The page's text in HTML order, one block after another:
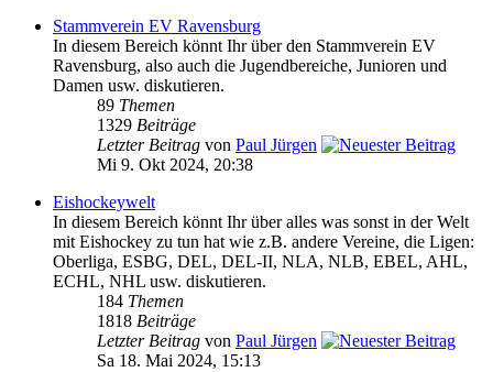
Stammverein EV Ravensburg
In diesem Bereich könnt Ihr über den Stammverein EV
Ravensburg, also auch die Jugendbereiche, Junioren und
Damen usw. diskutieren.
89 Themen
1329 Beiträge
Letzter Beitrag von Paul Jürgen
Mi 9. Okt 2024, 20:38
Eishockeywelt
In diesem Bereich könnt Ihr über alles was sonst in der Welt
mit Eishockey zu tun hat wie z.B. andere Vereine, die Ligen:
Oberliga, ESBG, DEL, DEL-II, NLA, NLB, EBEL, AHL,
ECHL, NHL usw. diskutieren.
184 Themen
1818 Beiträge
Letzter Beitrag von Paul Jürgen
Sa 18. Mai 2024, 15:13